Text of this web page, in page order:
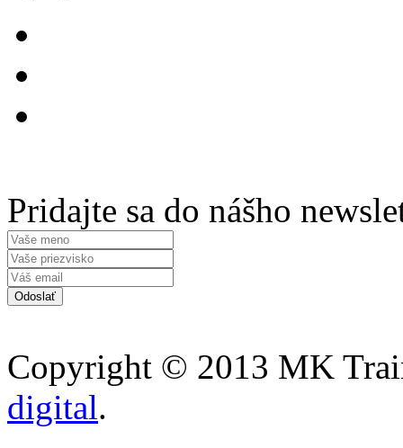
Pridajte sa do nášho
Copyright © 2013 MK
digital.